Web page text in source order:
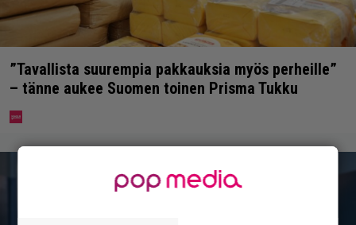
”Tavallista suurempia pakkauksia myös perheille”
– tänne aukee Suomen toinen Prisma Tukku